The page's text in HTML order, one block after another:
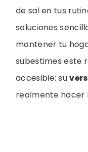
de sal en tus
soluciones
mantener tu
subestimes este
accesible; su
realmente hacer